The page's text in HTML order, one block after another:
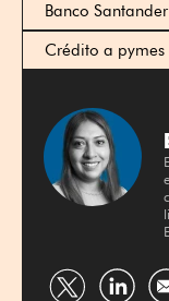
Banco Santander
Crédito a pymes
Compartir Compartir